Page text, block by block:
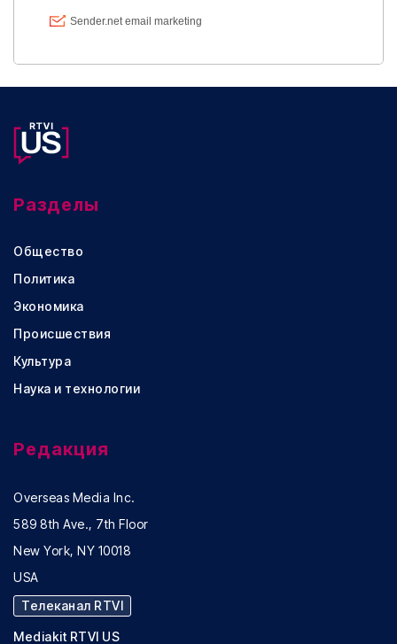
Разделы
Общество
Политика
Экономика
Происшествия
Культура
Наука и технологии
Редакция
Overseas Media Inc.
589 8th Ave., 7th Floor
New York, NY 10018
USA
Телеканал RTVI
Mediakit RTVI US